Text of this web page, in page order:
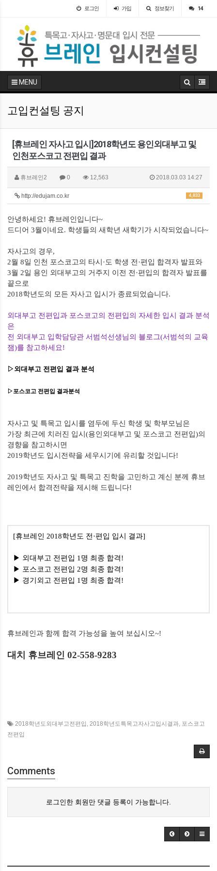
로그인 가입 정보찾기 14
MENU
고입컨설팅 공지
[휴브레인 자사고 입시]2018학년도 용인외대부고 및
인천포스코고 전편입 결과
휴브레인2 0 12,563 2018.03.03 14:27
4,833
http://edujam.co.kr
안녕하세요! 휴브레인입니다~
드디어 3월이네요. 학생들의 새학년 새학기가 시작되었습니다~
자사고의 경우,
2월 8일 인천 포스코고의 타시 ·도 학생 전 ·편입 합격자 발표와
3월 2일 용인 외대부고의 거주지 이전 전 ·편입의 합격자 발표를
끝으로
2018학년도의 모든 자사고 입시가 종료되었습니다.
외대부고 전편입과 포스코고의 전편입의 자세한 입시 결과 분석
은
전 외대부고 입학담당관 서범석선생님의 블로그(서범석의 교육
잼)를 참고하세요!
▷외대부고 전편입 결과 분석
▷포스코고 전편입 결과분석
자사고 및 특목고 입시를 염두에 두신 학생 및 학부모님은
가장 최근에 치러진 입시 (용인외대부고 및 포스코고 전편입)의
경향을 참고하시면
2019학년도 입시전략을 세우시기에 유리할 것입니다!
2019학년도 자사고 및 특목고 진학을 고민하고 계신 분께 휴브
레인에서 합격전략을 제시해 드립니다!
[휴브레인 2018학년도 전 ·편입 입시 결과]
▶ 외대부고 전편입 1 명 최종 합격!
▶ 포스코고 전편입 2명 최종 합격!
▶ 경기외고 전편입 1 명 최종 합격!
휴브레인과 함께 합격 가능성을 높여 보십시오~!
대치 휴브레인 02-558-9283
2018학년도외대부고전편입 , 2018학년도특목고자사고입시결과, 포스코고
전편입
Comments
로그인한 회원만 댓글 등록이 가능합니다.